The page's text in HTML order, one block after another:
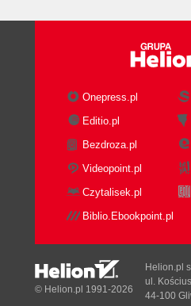
Onepress.pl
Editio.pl
Bezdroza.pl
Videopoint.pl
Czytalisek.pl
Biblio.Ebookpoint.pl
© Helion.pl 1991-2026
Helion.pl
ul.
44-100